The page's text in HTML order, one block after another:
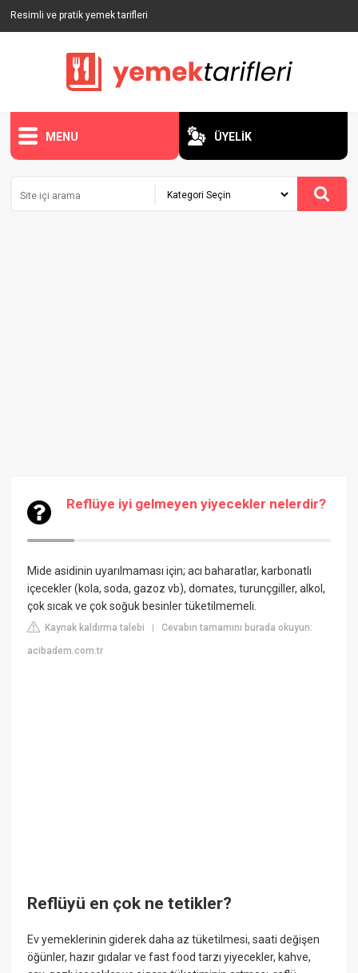
Resimli ve pratik yemek tarifleri
MENU ÜYELİK
Reflüye iyi gelmeyen yiyecekler nelerdir?
Mide asidinin uyarılmaması için; acı baharatlar, karbonatlı
içecekler (kola, soda, gazoz vb), domates, turunçgiller, alkol,
çok sıcak ve çok soğuk besinler tüketilmemeli.
Kaynak kaldırma talebi |Cevabın tamamını burada okuyun:
acibadem.com.tr
Reflüyü en çok ne tetikler?
Ev yemeklerinin giderek daha az tüketilmesi, saati değişen
öğünler, hazır gıdalar ve fast food tarzı yiyecekler, kahve,